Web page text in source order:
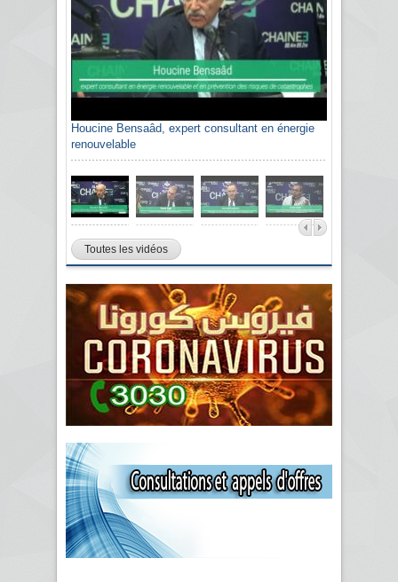
Houcine Bensaâd, expert consultant en énergie
renouvelable
Toutes les vidéos